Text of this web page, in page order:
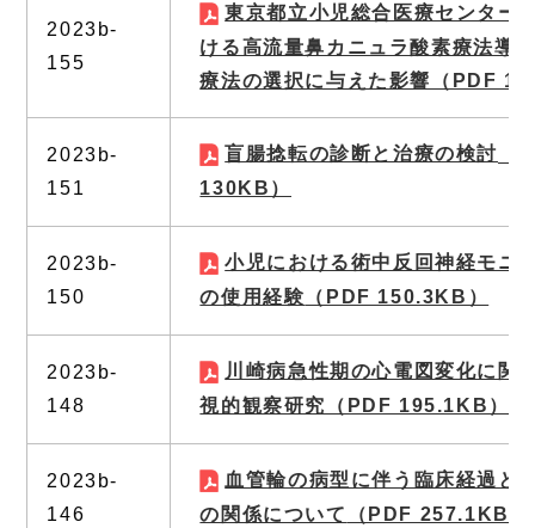
2023b-
155
東京都立小児総合医療センター
ける高流量鼻カニュラ酸素療法導
療法の選択に与えた影響
（PDF
2023b-
151
盲腸捻転の診断と治療の検討
130KB）
2023b-
150
小児における術中反回神経モニ
の使用経験 （PDF 150.3KB）
2023b-
148
川崎病急性期の心電図変化に関
視的観察研究
（PDF 195.1KB）
2023b-
146
血管輪の病型に伴う臨床経過と
の関係について
（PDF 257.1KB）